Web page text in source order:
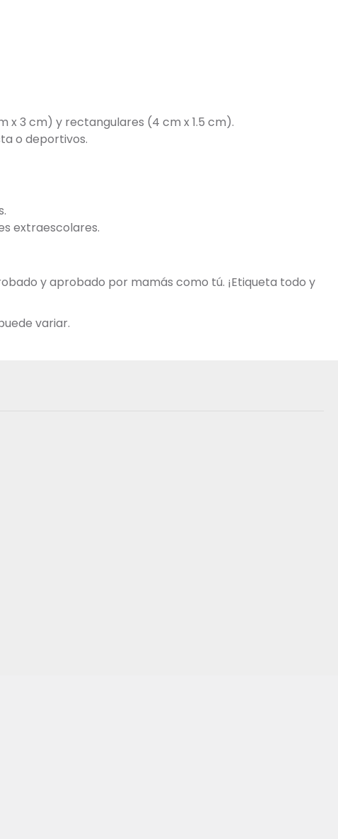
x 3 cm) y rectangulares (4 cm x 1.5 cm).
o deportivos.
extraescolares.
y aprobado por mamás como tú. ¡Etiqueta todo y
variar.